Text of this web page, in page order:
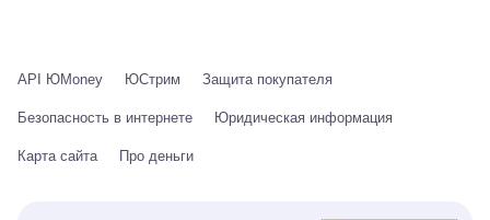
API ЮMoney ЮСтрим Защита покупателя
Безопасность в интернете Юридическая информация
Карта сайта Про деньги